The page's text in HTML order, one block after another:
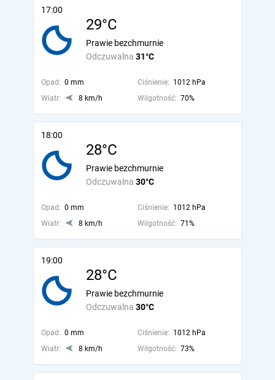
17:00
29°C
Odczuwalna 31°C
Prawie bezchmurnie
Opad: 0 mm Ciśnienie: 1012 hPa
Wiatr:
8 km/h Wilgotność: 70%
18:00
28°C
Odczuwalna 30°C
Prawie bezchmurnie
Opad: 0 mm Ciśnienie: 1012 hPa
Wiatr:
8 km/h Wilgotność: 71%
19:00
28°C
Odczuwalna 30°C
Prawie bezchmurnie
Opad: 0 mm Ciśnienie: 1012 hPa
Wiatr:
8 km/h Wilgotność: 73%